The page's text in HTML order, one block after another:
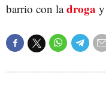
barrio con ladroga